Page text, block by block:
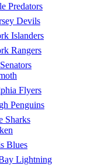
Predators
Devils
Islanders
Rangers
Flyers
Penguins
Sharks
Blues
Lightning